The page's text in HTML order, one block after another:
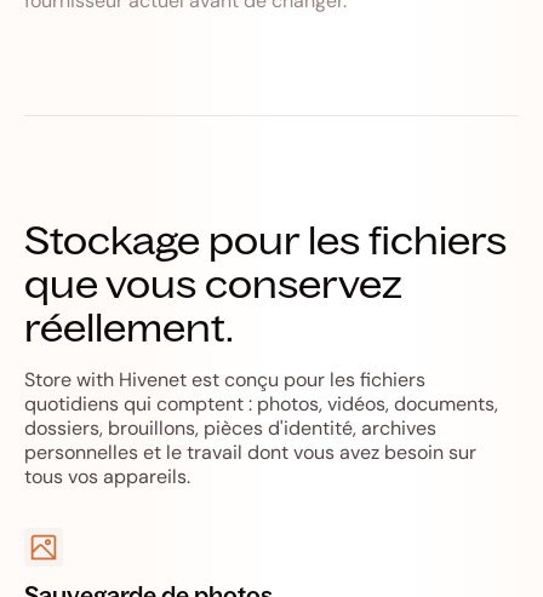
Stockage pour les fichiers
que vous conservez
réellement.
Store with Hivenet est conçu pour les fichiers
quotidiens qui comptent : photos, vidéos, documents,
dossiers, brouillons, pièces d'identité, archives
personnelles et le travail dont vous avez besoin sur
tous vos appareils.